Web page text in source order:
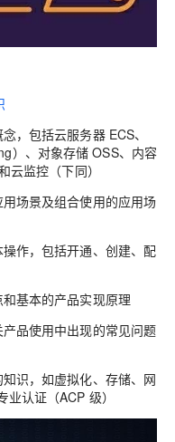
，包括云服务器 ECS、
）、对象存储 OSS、内容
云监控（下同）
场景及组合使用的应用场
作，包括开通、创建、配
基本的产品实现原理
品使用中出现的常见问题
识，如虚拟化、存储、网
认证（ACP 级）